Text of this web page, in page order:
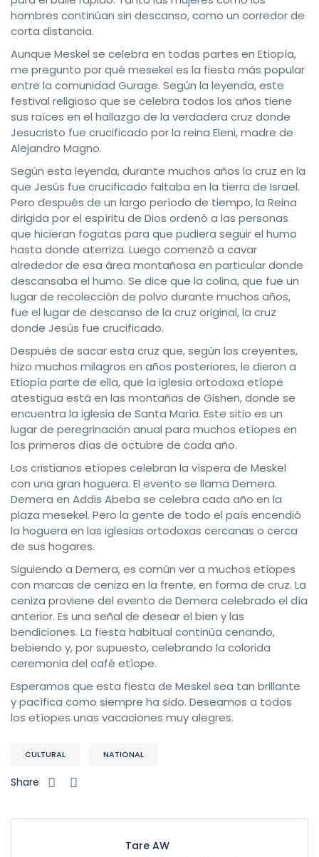
hombres continúan sin descanso, como un corredor de
corta distancia.
Aunque Meskel se celebra en todas partes en Etiopía,
me pregunto por qué mesekel es la fiesta más popular
entre la comunidad Gurage. Según la leyenda, este
festival religioso que se celebra todos los años tiene
sus raíces en el hallazgo de la verdadera cruz donde
Jesucristo fue crucificado por la reina Eleni, madre de
Alejandro Magno.
Según esta leyenda, durante muchos años la cruz en la
que Jesús fue crucificado faltaba en la tierra de Israel.
Pero después de un largo período de tiempo, la Reina
dirigida por el espíritu de Dios ordenó a las personas
que hicieran fogatas para que pudiera seguir el humo
hasta donde aterriza. Luego comenzó a cavar
alrededor de esa área montañosa en particular donde
descansaba el humo. Se dice que la colina, que fue un
lugar de recolección de polvo durante muchos años,
fue el lugar de descanso de la cruz original, la cruz
donde Jesús fue crucificado.
Después de sacar esta cruz que, según los creyentes,
hizo muchos milagros en años posteriores, le dieron a
Etiopía parte de ella, que la iglesia ortodoxa etíope
atestigua está en las montañas de Gishen, donde se
encuentra la iglesia de Santa María. Este sitio es un
lugar de peregrinación anual para muchos etíopes en
los primeros días de octubre de cada año.
Los cristianos etíopes celebran la víspera de Meskel
con una gran hoguera. El evento se llama Demera.
Demera en Addis Abeba se celebra cada año en la
plaza mesekel. Pero la gente de todo el país encendió
la hoguera en las iglesias ortodoxas cercanas o cerca
de sus hogares.
Siguiendo a Demera, es común ver a muchos etíopes
con marcas de ceniza en la frente, en forma de cruz. La
ceniza proviene del evento de Demera celebrado el día
anterior. Es una señal de desear el bien y las
bendiciones. La fiesta habitual continúa cenando,
bebiendo y, por supuesto, celebrando la colorida
ceremonia del café etíope.
Esperamos que esta fiesta de Meskel sea tan brillante
y pacífica como siempre ha sido. Deseamos a todos
los etíopes unas vacaciones muy alegres.
CULTURAL NATIONAL
Share
Tare AW